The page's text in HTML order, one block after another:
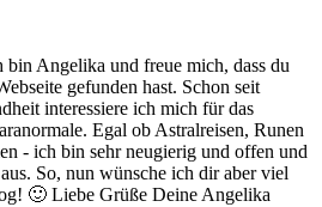
bin Angelika und freue mich, dass du
gefunden hast. Schon seit
interessiere ich mich für das
Egal ob Astralreisen, Runen
- ich bin sehr neugierig und offen und
So, nun wünsche ich dir aber viel
🙂 Liebe Grüße Deine Angelika